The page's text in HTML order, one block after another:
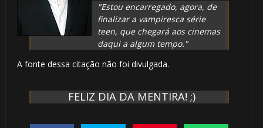
"Estou encarregado, agora, de
finalizar a vampiresca série
teen, que chegará aos cinemas
daqui a algum tempo."
A fonte dessa citação não foi divulgada.
FELIZ DIA DA MENTIRA! ;)